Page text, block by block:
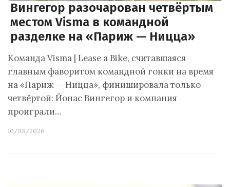
Вингегор разочарован четвёртым
местом Visma в командной
разделке на «Париж — Ницца»
Команда Visma | Lease a Bike, считавшаяся
главным фаворитом командной гонки на время
на «Париж — Ницца», финишировала только
четвёртой: Йонас Вингегор и компания
проиграли…
10/03/2026